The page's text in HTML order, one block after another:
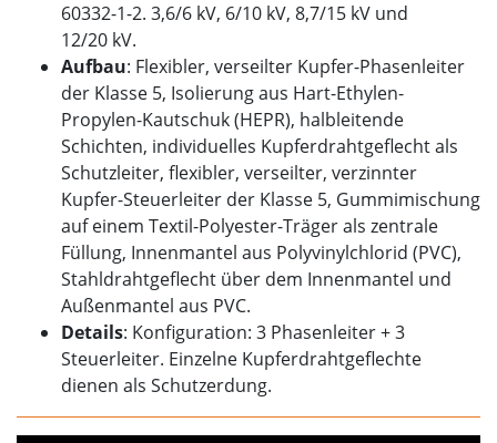
60332-1-2. 3,6/6 kV, 6/10 kV, 8,7/15 kV und
12/20 kV.
Aufbau: Flexibler, verseilter Kupfer-Phasenleiter
der Klasse 5, Isolierung aus Hart-Ethylen-
Propylen-Kautschuk (HEPR), halbleitende
Schichten, individuelles Kupferdrahtgeflecht als
Schutzleiter, flexibler, verseilter, verzinnter
Kupfer-Steuerleiter der Klasse 5, Gummimischung
auf einem Textil-Polyester-Träger als zentrale
Füllung, Innenmantel aus Polyvinylchlorid (PVC),
Stahldrahtgeflecht über dem Innenmantel und
Außenmantel aus PVC.
Details: Konfiguration: 3 Phasenleiter + 3
Steuerleiter. Einzelne Kupferdrahtgeflechte
dienen als Schutzerdung.